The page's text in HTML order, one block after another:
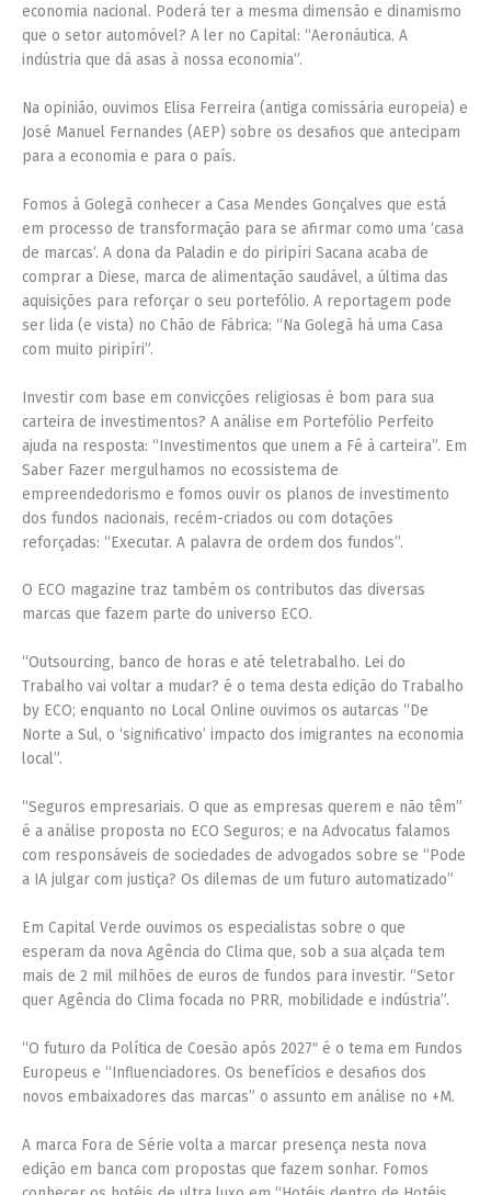
economia nacional. Poderá ter a mesma dimensão e dinamismo
que o setor automóvel? A ler no Capital: “Aeronáutica. A
indústria que dá asas à nossa economia”.
Na opinião, ouvimos Elisa Ferreira (antiga comissária europeia) e
José Manuel Fernandes (AEP) sobre os desafios que antecipam
para a economia e para o país.
Fomos à Golegã conhecer a Casa Mendes Gonçalves que está
em processo de transformação para se afirmar como uma ‘casa
de marcas’. A dona da Paladin e do piripíri Sacana acaba de
comprar a Diese, marca de alimentação saudável, a última das
aquisições para reforçar o seu portefólio. A reportagem pode
ser lida (e vista) no Chão de Fábrica: “Na Golegã há uma Casa
com muito piripíri”.
Investir com base em convicções religiosas é bom para sua
carteira de investimentos? A análise em Portefólio Perfeito
ajuda na resposta: “Investimentos que unem a Fé à carteira”. Em
Saber Fazer mergulhamos no ecossistema de
empreendedorismo e fomos ouvir os planos de investimento
dos fundos nacionais, recém-criados ou com dotações
reforçadas: “Executar. A palavra de ordem dos fundos”.
O ECO magazine traz também os contributos das diversas
marcas que fazem parte do universo ECO.
“Outsourcing, banco de horas e até teletrabalho. Lei do
Trabalho vai voltar a mudar? é o tema desta edição do Trabalho
by ECO; enquanto no Local Online ouvimos os autarcas “De
Norte a Sul, o ‘significativo’ impacto dos imigrantes na economia
local”.
“Seguros empresariais. O que as empresas querem e não têm”
é a análise proposta no ECO Seguros; e na Advocatus falamos
com responsáveis de sociedades de advogados sobre se “Pode
a IA julgar com justiça? Os dilemas de um futuro automatizado”
Em Capital Verde ouvimos os especialistas sobre o que
esperam da nova Agência do Clima que, sob a sua alçada tem
mais de 2 mil milhões de euros de fundos para investir. “Setor
quer Agência do Clima focada no PRR, mobilidade e indústria”.
“O futuro da Política de Coesão após 2027″ é o tema em Fundos
Europeus e “Influenciadores. Os benefícios e desafios dos
novos embaixadores das marcas” o assunto em análise no +M.
A marca Fora de Série volta a marcar presença nesta nova
edição em banca com propostas que fazem sonhar. Fomos